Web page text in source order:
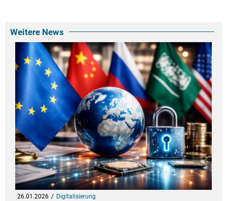
Weitere News
26.01.2026 Digitalisierung